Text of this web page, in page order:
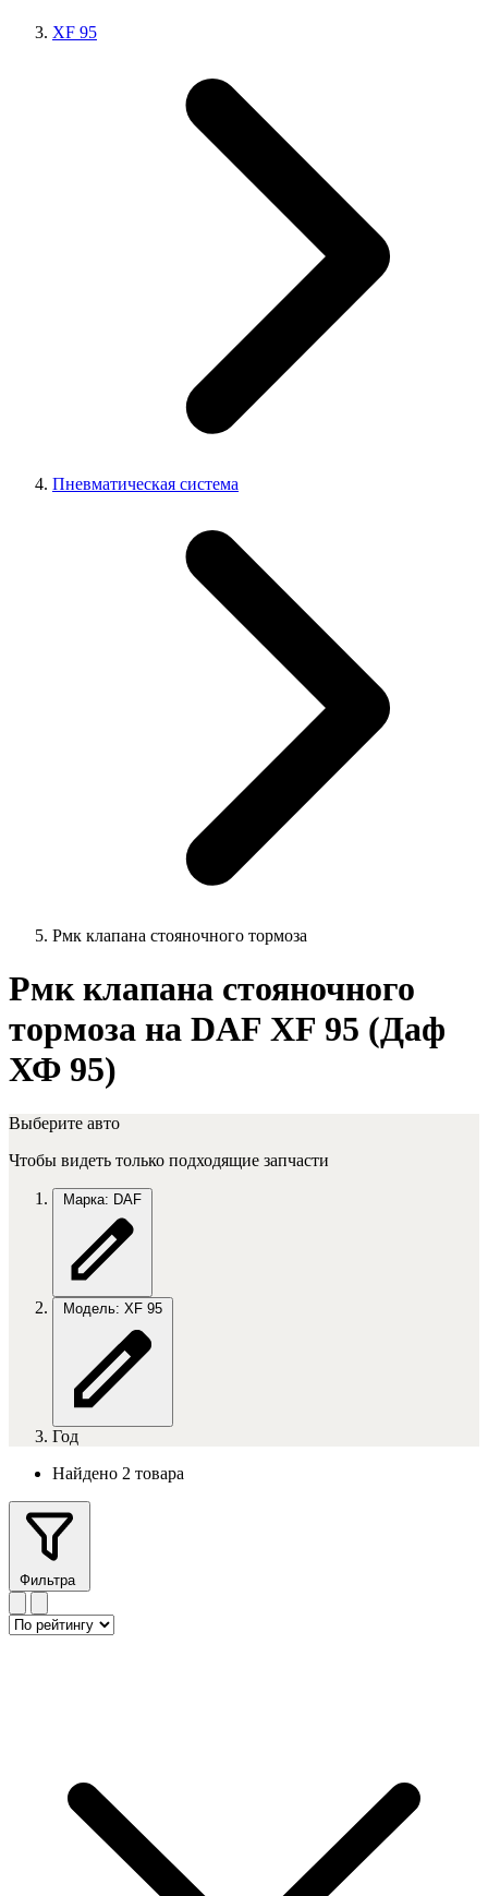
XF 95
Пневматическая система
Рмк клапана стояночного тормоза
Рмк клапана стояночного
тормоза на DAF XF 95 (Даф
ХФ 95)
Выберите авто
Чтобы видеть только подходящие запчасти
Марка: DAF
Модель: XF 95
Год
Найдено 2 товара
Фильтра